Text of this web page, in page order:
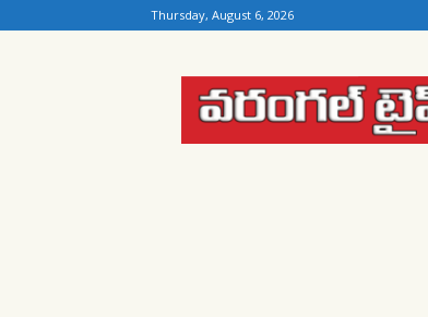
Thursday, August 6, 2026
Warangal
Times